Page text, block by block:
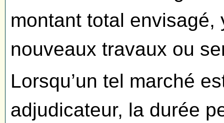
montant total envisagé,
nouveaux travaux ou
Lorsqu’un tel marché
adjudicateur, la durée